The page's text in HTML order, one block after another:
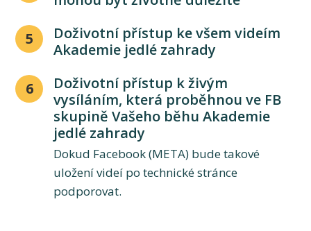
5
Doživotní přístup ke všem videím
Akademie jedlé zahrady
6
Doživotní přístup k živým
vysíláním, která proběhnou ve FB
skupině Vašeho běhu Akademie
jedlé zahrady
Dokud Facebook (META) bude takové
uložení videí po technické stránce
podporovat.